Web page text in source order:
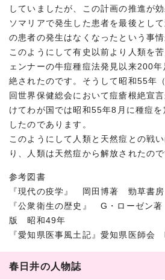
していましたが、この計画の推進が
ソマリアで発生した患者を最後とし
の患者の発生はなくなったという事情
このようにして有史以前より人類を
ェンナーの牛痘種痘法発見以来200
絶されたのです。そうして昭和55年
回世界保健総会において痘瘡根絶宣
けてわが国では昭和55年8月に種痘
したのであります。
このようにして人類と天然痘との戦
り、人類は天然痘から解放されたので
参考図書
『現代の疫学』 岡田博著 勁草書
『公衆衛生の歴史』 G・ローゼン
版 昭和49年
『愛知県医事風土記』愛知県医師会
春日井の人物誌